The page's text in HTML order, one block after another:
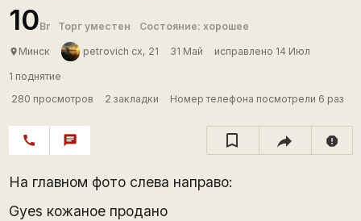
10Br Торг уместен Состояние: хорошее
place Минск petrovich cx, 21 31 Май исправлено 14 Июл
1 поднятие
280 просмотров
2 закладки Номер телефона посмотрели 6 раз
call chat report
На главном фото слева направо:
Gyes кожаное продано